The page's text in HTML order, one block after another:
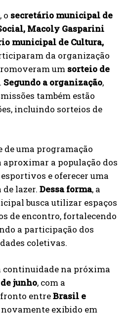
o secretário municipal de
Macoly Gasparini
municipal de Cultura,
da organização
um sorteio de
Segundo a organização,
também estão
incluindo sorteios de
de uma programação
aproximar a população dos
e oferecer uma
lazer. Dessa forma, a
busca utilizar espaços
de encontro, fortalecendo
a participação dos
coletivas.
continuidade na próxima
junho, com a
entreBrasil e
novamente exibido em